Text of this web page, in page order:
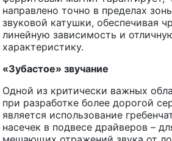
направлено точно в пределах
звуковой катушки, обеспечивая
линейную зависимость и
характеристику.
«Зубастое» звучание
Одной из критически важных
при разработке более дорогой
является использование
насечек в подвесе драйверов –